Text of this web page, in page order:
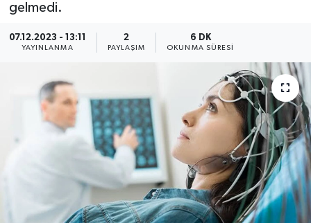
gelmedi.
07.12.2023 - 13:11
YAYINLANMA
2
PAYLAŞIM
6 DK
OKUNMA SÜRESI